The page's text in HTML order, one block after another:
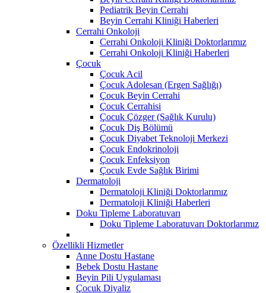
Pediatrik Beyin Cerrahi
Beyin Cerrahi Kliniği Haberleri
Cerrahi Onkoloji
Cerrahi Onkoloji Kliniği Doktorlarımız
Cerrahi Onkoloji Kliniği Haberleri
Çocuk
Çocuk Acil
Çocuk Adolesan (Ergen Sağlığı)
Çocuk Beyin Cerrahi
Çocuk Cerrahisi
Çocuk Çözger (Sağlık Kurulu)
Çocuk Diş Bölümü
Çocuk Diyabet Teknoloji Merkezi
Çocuk Endokrinoloji
Çocuk Enfeksiyon
Çocuk Evde Sağlık Birimi
Dermatoloji
Dermatoloji Kliniği Doktorlarımız
Dermatoloji Kliniği Haberleri
Doku Tipleme Laboratuvarı
Doku Tipleme Laboratuvarı Doktorlarımız
Özellikli Hizmetler
Anne Dostu Hastane
Bebek Dostu Hastane
Beyin Pili Uygulaması
Çocuk Diyaliz